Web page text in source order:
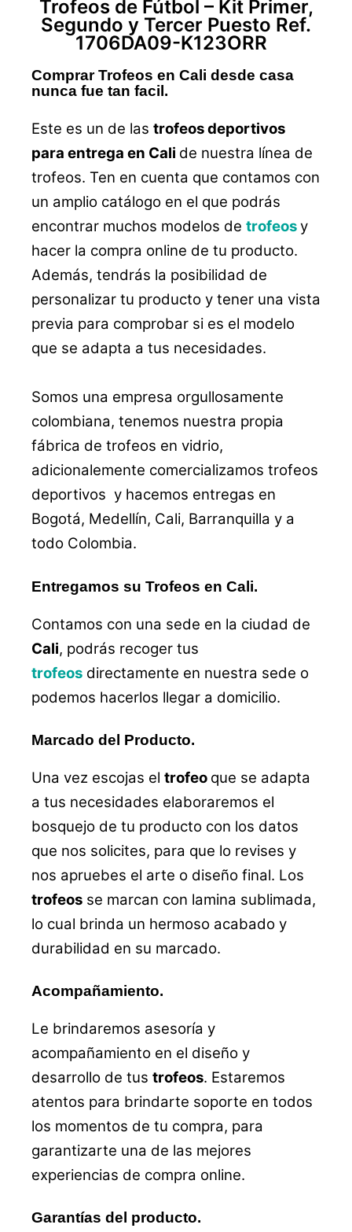
Trofeos de Fútbol –Kit Primer,
Segundo y Tercer Puesto Ref.
1706DA09-K123ORR
Comprar Trofeos en Cali desde casa
nunca fue tan facil.
Este es un de las trofeos deportivos
para entrega en Cali de nuestra línea de
trofeos. Ten en cuenta que contamos con
un amplio catálogo en el que podrás
encontrar muchos modelos de trofeosy
hacer la compra online de tu producto.
Además, tendrás la posibilidad de
personalizar tu producto y tener una vista
previa para comprobar si es el modelo
que se adapta a tus necesidades.
Somos una empresa orgullosamente
colombiana, tenemos nuestra propia
fábrica de trofeos en vidrio,
adicionalemente comercializamos trofeos
deportivos y hacemos entregas en
Bogotá, Medellín, Cali, Barranquilla y a
todo Colombia.
Entregamos su Trofeos en Cali.
Contamos con una sede en la ciudad de
Cali, podrás recoger tus
trofeos directamente en nuestra sede o
podemos hacerlos llegar a domicilio.
Marcado del Producto.
Una vez escojas el trofeo que se adapta
a tus necesidades elaboraremos el
bosquejo de tu producto con los datos
que nos solicites, para que lo revises y
nos apruebes el arte o diseño final. Los
trofeos se marcan con lamina sublimada,
lo cual brinda un hermoso acabado y
durabilidad en su marcado.
Acompañamiento.
Le brindaremos asesoría y
acompañamiento en el diseño y
desarrollo de tus trofeos. Estaremos
atentos para brindarte soporte en todos
los momentos de tu compra, para
garantizarte una de las mejores
experiencias de compra online.
Garantías del producto.